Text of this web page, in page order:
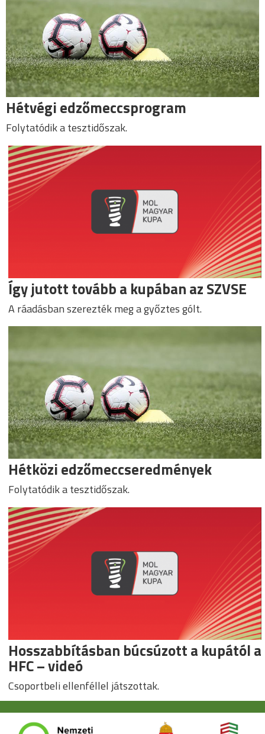
Hétvégi edzőmeccsprogram
Folytatódik a tesztidőszak.
Így jutott tovább a kupában az SZVSE
A ráadásban szerezték meg a győztes gólt.
Hétközi edzőmeccseredmények
Folytatódik a tesztidőszak.
Hosszabbításban búcsúzott a kupától a
HFC – videó
Csoportbeli ellenféllel játszottak.